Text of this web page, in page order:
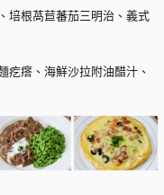
培根萵苣蕃茄三明治、義式
疙瘩、海鮮沙拉附油醋汁、